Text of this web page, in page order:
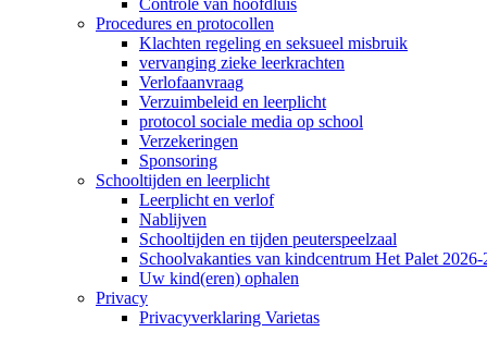
Controle van hoofdluis
Procedures en protocollen
Klachten regeling en seksueel misbruik
vervanging zieke leerkrachten
Verlofaanvraag
Verzuimbeleid en leerplicht
protocol sociale media op school
Verzekeringen
Sponsoring
Schooltijden en leerplicht
Leerplicht en verlof
Nablijven
Schooltijden en tijden peuterspeelzaal
Schoolvakanties van kindcentrum Het Palet 2026-
Uw kind(eren) ophalen
Privacy
Privacyverklaring Varietas